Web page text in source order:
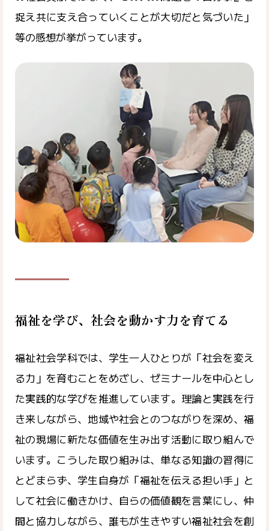
捉え共に支え合っていくことが大切だと気づいた」
等の感想が挙がっています。
福祉を学び、社会を動かす力を育てる
福祉社会学科では、学生一人ひとりが「社会を変え
る力」を育むことをめざし、ゼミナールを中心とし
た実践的な学びを推進しています。理論と実践を行
き来しながら、地域や社会とのつながりを深め、福
祉の現場に新たな価値を生み出す活動に取り組んで
います。こうした取り組みは、単なる知識の習得に
とどまらず、学生自身が「福祉を伝える担い手」と
して社会に働きかけ、自らの価値観を言葉にし、仲
間と協力しながら、誰もが生きやすい福祉社会を創